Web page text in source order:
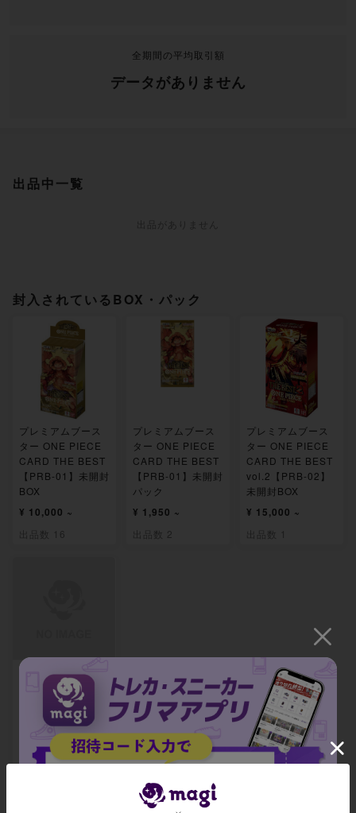
全期間の平均取引額
データがありません
出品中一覧
封入されているBOX・パック
プレミアムブース
ター ONE PIECE
CARD THE BEST
【PRB-01】未開封
BOX
¥ 10,000 ~
出品数 16
プレミアムブース
ター ONE PIECE
CARD THE BEST
【PRB-01】未開封
パック
¥ 1,950 ~
出品数 2
プレミアムブース
ター ONE PIECE
CARD THE BEST
vol.2【PRB-02】
未開封BOX
¥ 15,000 ~
出品数 1
プレミアムブース
ター ONE PIECE
CARD THE BEST
vol.2【PRB-02】
未開封パック